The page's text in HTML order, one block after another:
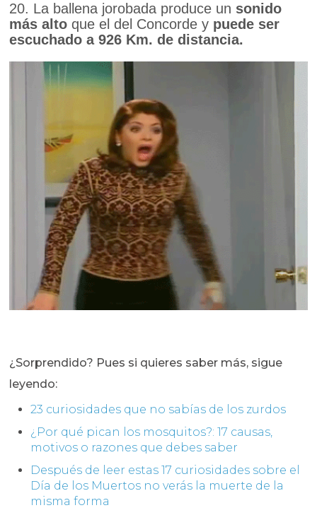
20. La ballena jorobada produce un sonido
más alto que el del Concorde y puede ser
escuchado a 926 Km. de distancia.
¿Sorprendido? Pues si quieres saber más, sigue
leyendo:
23 curiosidades que no sabías de los zurdos
¿Por qué pican los mosquitos?: 17 causas,
motivos o razones que debes saber
Después de leer estas 17 curiosidades sobre el
Día de los Muertos no verás la muerte de la
misma forma